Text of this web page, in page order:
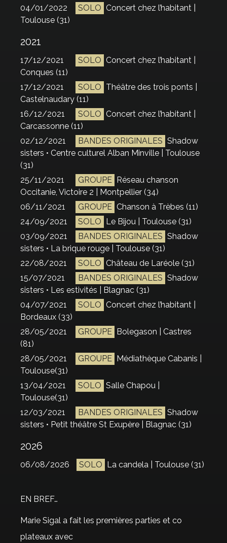
04/01/2022
SOLO Concert chez l’habitant |
Toulouse (31)
2021
17/12/2021 SOLO Concert chez l’habitant |
Conques (11)
17/12/2021
SOLO Théâtre des trois ponts |
Castelnaudary (11)
16/12/2021
SOLO Concert chez l’habitant |
Carcassonne (11)
02/12/2021
BANDES ORIGINALES Shadow
sisters • Centre culturel Alban Minville | Toulouse
(31)
25/11/2021
GROUPE Réseau chanson
Occitanie, Victoire 2 | Montpellier (34)
06/11/2021
GROUPE Chanson à Trèbes (11)
24/09/2021
SOLO Le Bijou | Toulouse (31)
03/09/2021
BANDES ORIGINALES Shadow
sisters • La brique rouge | Toulouse (31)
22/08/2021
SOLO Château de Laréole (31)
15/07/2021
BANDES ORIGINALES Shadow
sisters • Les estivités | Blagnac (31)
04/07/2021
SOLO Concert chez l’habitant |
Bordeaux (33)
28/05/2021
GROUPE Bolegason | Castres
(81)
28/05/2021
GROUPE Médiathèque Cabanis |
Toulouse(31)
13/04/2021
SOLO Salle Chapou |
Toulouse(31)
12/03/2021
BANDES ORIGINALES Shadow
sisters • Petit théâtre St Exupère | Blagnac (31)
2026
06/08/2026 SOLO La candela | Toulouse (31)
EN BREF…
Marie Sigal a fait les premières parties et co
plateaux avec